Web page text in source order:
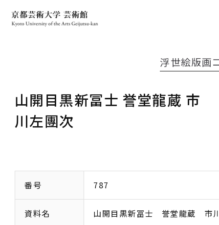
山開目黒新冨士 誉堂龍蔵 市
川左團次
浮世絵版画
番号 787
資料名 山開目黒新冨士 誉堂龍蔵 市